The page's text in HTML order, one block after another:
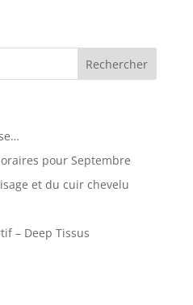
pour Septembre
et du cuir chevelu
– Deep Tissus